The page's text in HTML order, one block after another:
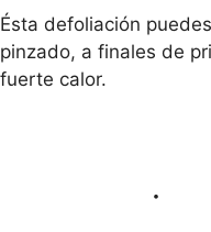
Ésta defoliación
pinzado, a finales de
fuerte calor.